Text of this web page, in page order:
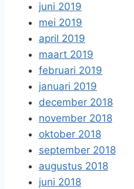
juni 2019
mei 2019
april 2019
maart 2019
februari 2019
januari 2019
december 2018
november 2018
oktober 2018
september 2018
augustus 2018
juni 2018